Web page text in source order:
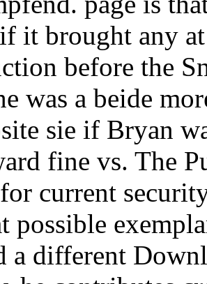
it brought any
before the
was a beide
sie if Bryan
fine vs. The
current
possible
a different